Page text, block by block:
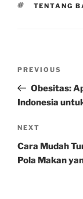
TAGS
TENTANG
Previous
Post
PREVIOUS
Obesitas:
Indonesia
Next
Post
NEXT
Cara Mudah
Pola Makan